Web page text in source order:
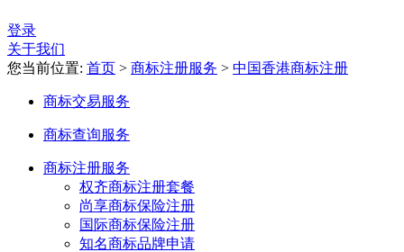
登录
关于我们
您当前位置: 首页 > 商标注册服务 > 中国香港商标注册
商标交易服务
商标查询服务
商标注册服务
权齐商标注册套餐
尚享商标保险注册
国际商标保险注册
知名商标品牌申请